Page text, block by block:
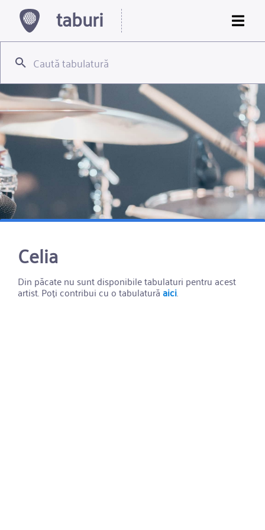
taburi
Celia
Din păcate nu sunt disponibile tabulaturi pentru acest
artist. Poți contribui cu o tabulaturăaici.